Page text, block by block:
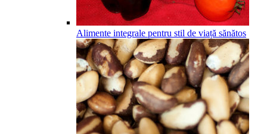
Alimente integrale pentru stil de viață sănătos